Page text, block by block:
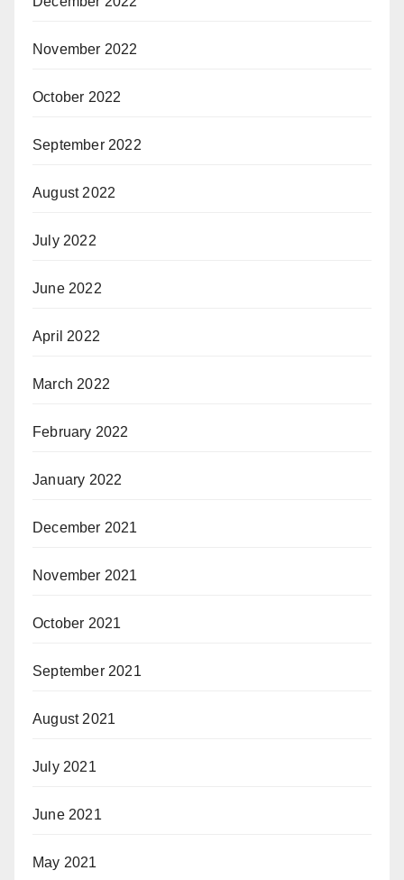
November 2022
October 2022
September 2022
August 2022
July 2022
June 2022
April 2022
March 2022
February 2022
January 2022
December 2021
November 2021
October 2021
September 2021
August 2021
July 2021
June 2021
May 2021